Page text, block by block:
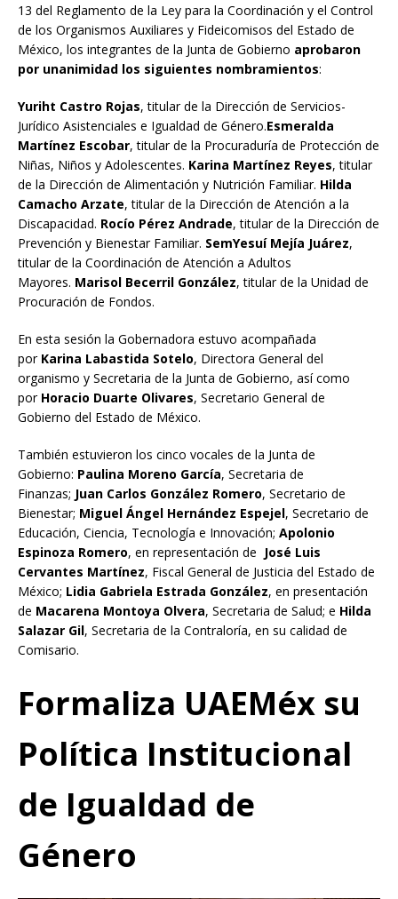
13 del Reglamento de la Ley para la Coordinación y el Control
de los Organismos Auxiliares y Fideicomisos del Estado de
México, los integrantes de la Junta de Gobierno aprobaron
por unanimidad los siguientes nombramientos:
Yuriht Castro Rojas, titular de la Dirección de Servicios-
Jurídico Asistenciales e Igualdad de Género.Esmeralda
Martínez Escobar, titular de la Procuraduría de Protección de
Niñas, Niños y Adolescentes. Karina Martínez Reyes, titular
de la Dirección de Alimentación y Nutrición Familiar. Hilda
Camacho Arzate, titular de la Dirección de Atención a la
Discapacidad. Rocío Pérez Andrade, titular de la Dirección de
Prevención y Bienestar Familiar. SemYesuíMejía Juárez,
titular de la Coordinación de Atención a Adultos
Mayores. Marisol Becerril González, titular de la Unidad de
Procuración de Fondos.
En esta sesión la Gobernadora estuvo acompañada
por Karina Labastida Sotelo, Directora General del
organismo y Secretaria de la Junta de Gobierno, así como
por Horacio Duarte Olivares, Secretario General de
Gobierno del Estado de México.
También estuvieron los cinco vocales de la Junta de
Gobierno: Paulina Moreno García, Secretaria de
Finanzas; Juan Carlos González Romero, Secretario de
Bienestar; Miguel Ángel Hernández Espejel, Secretario de
Educación, Ciencia, Tecnología e Innovación; Apolonio
Espinoza Romero, en representación de José Luis
Cervantes Martínez, Fiscal General de Justicia del Estado de
México; Lidia Gabriela Estrada González, en presentación
de Macarena Montoya Olvera, Secretaria de Salud; e Hilda
Salazar Gil, Secretaria de la Contraloría, en su calidad de
Comisario.
Formaliza UAEMéx su
Política Institucional
de Igualdad de
Género